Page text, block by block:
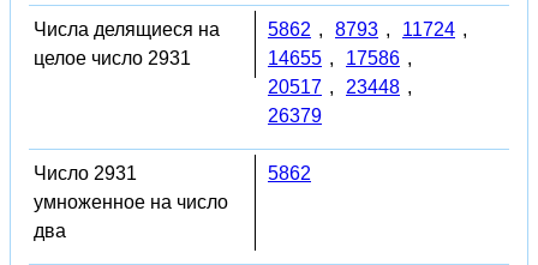
Числа делящиеся на
целое число 2931
5862 , 8793 , 11724 ,
14655 , 17586 ,
20517 , 23448 ,
26379
Число 2931
умноженное на число
два
5862